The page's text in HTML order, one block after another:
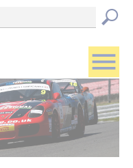
menu